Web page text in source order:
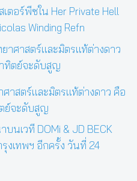
ตอร์พีซใน Her Private Hell
Winding Refn
ศาสตร์และมิตรแท้ต่างดาว คือ
ย์จะดับสูญ